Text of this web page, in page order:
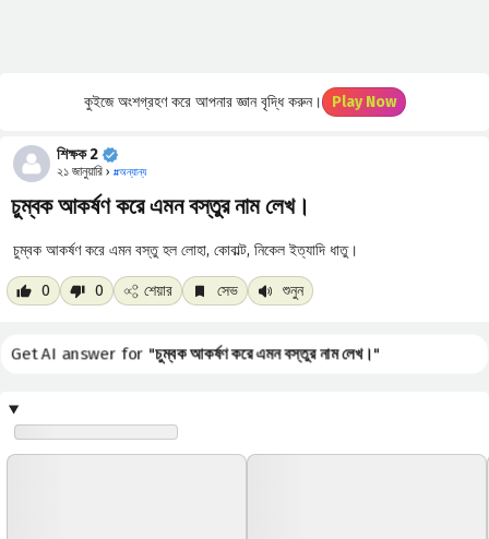
কুইজে অংশগ্রহণ করে আপনার জ্ঞান বৃদ্ধি করুন। Play Now
শিক্ষক 2
২১ জানুয়ারি › #অন্যান্য
চুম্বক আকর্ষণ করে এমন বস্তুর নাম লেখ।
চুম্বক আকর্ষণ করে এমন বস্তু হল লোহা, কোবাল্ট, নিকেল ইত্যাদি ধাতু।
0 0 শেয়ার সেভ শুনুন
Get AI answer for "চুম্বক আকর্ষণ করে এমন বস্তুর নাম লেখ। "